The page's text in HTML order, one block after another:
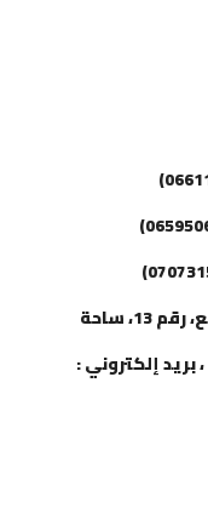
بلبريس، رقم 6، زنقة بيروت، الطابق الرابع، رقم 13، ساحة
المامونية، الرباط ، هاتف : 0530285088 ، بريد إلكتروني :